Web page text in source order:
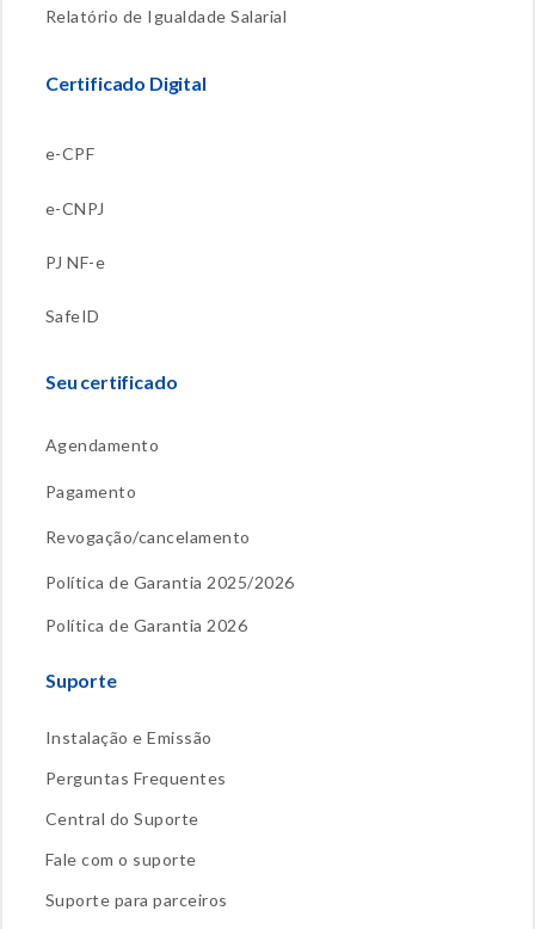
Relatório de Igualdade Salarial
Certificado Digital
e-CPF
e-CNPJ
PJ NF-e
SafeID
Seu certificado
Agendamento
Pagamento
Revogação/cancelamento
Política de Garantia 2025/2026
Política de Garantia 2026
Suporte
Instalação e Emissão
Perguntas Frequentes
Central do Suporte
Fale com o suporte
Suporte para parceiros